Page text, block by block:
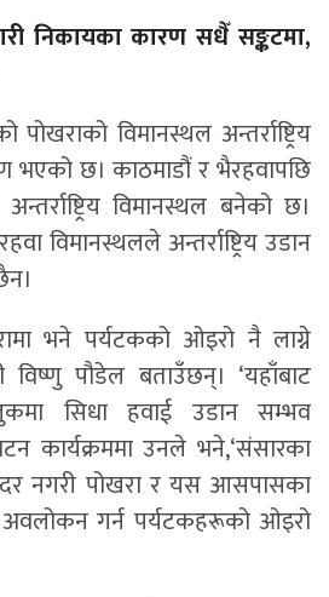
निकायका कारण सधैँ सङ्कटमा,
पोखराको विमानस्थल अन्तर्राष्ट्रिय
भएको छ। काठमाडौं र भैरहवापछि
विमानस्थल बनेको छ।
विमानस्थलले अन्तर्राष्ट्रिय उडान
भने पर्यटकको ओइरो नै लाग्ने
विष्णु पौडेल बताउँछन्। ‘यहाँबाट
सिधा हवाई उडान सम्भव
कार्यक्रममा उनले भने,‘संसारका
नगरी पोखरा र यस आसपासका
गर्न पर्यटकहरूको ओइरो